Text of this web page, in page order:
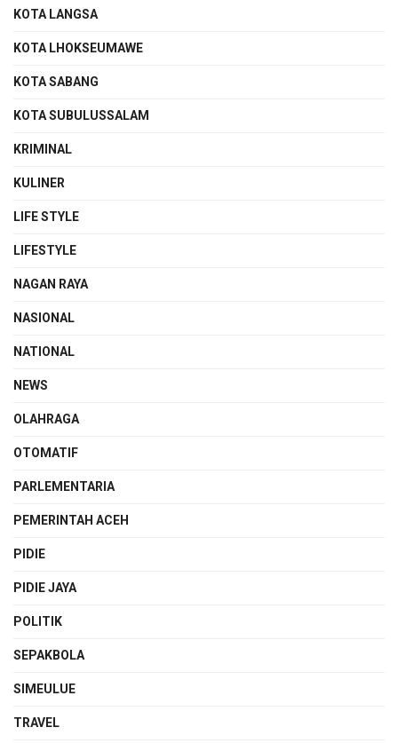
KOTA LANGSA
KOTA LHOKSEUMAWE
KOTA SABANG
KOTA SUBULUSSALAM
KRIMINAL
KULINER
LIFE STYLE
LIFESTYLE
NAGAN RAYA
NASIONAL
NATIONAL
NEWS
OLAHRAGA
OTOMATIF
PARLEMENTARIA
PEMERINTAH ACEH
PIDIE
PIDIE JAYA
POLITIK
SEPAKBOLA
SIMEULUE
TRAVEL